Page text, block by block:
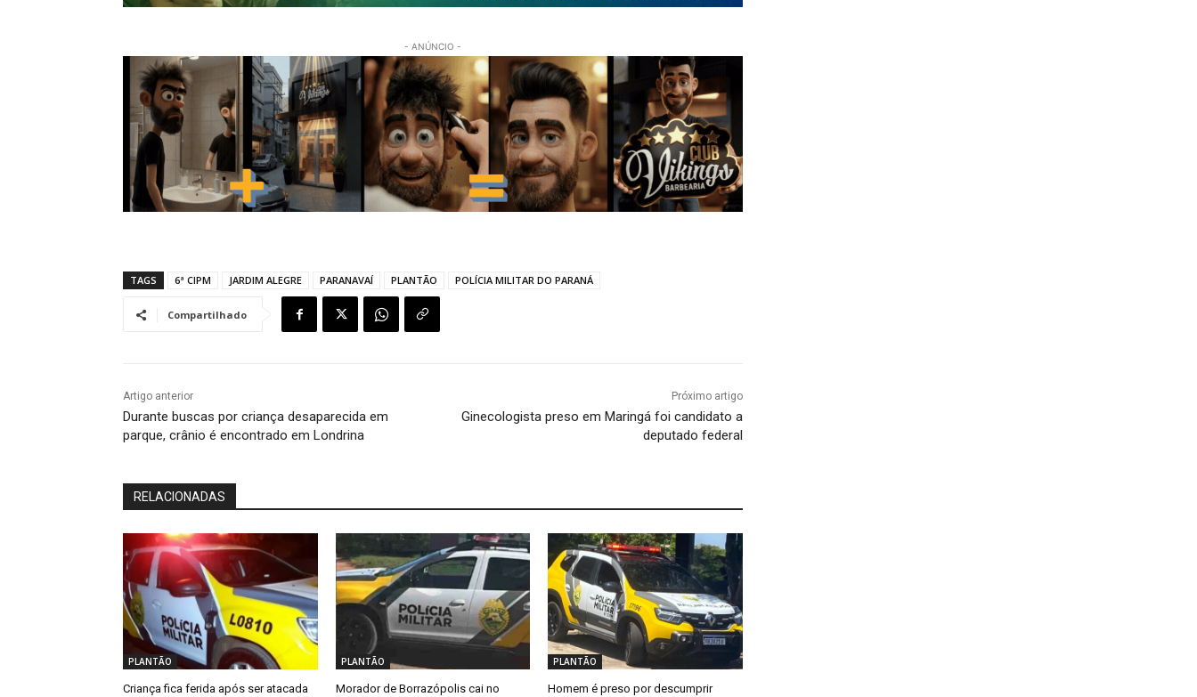
- ANÚNCIO -
TAGS 6ª CIPM JARDIM ALEGRE PARANAVAÍ PLANTÃO POLÍCIA MILITAR DO PARANÁ
Compartilhado
Artigo anterior
Durante buscas por criança desaparecida em
parque, crânio é encontrado em Londrina
Próximo artigo
Ginecologista preso em Maringá foi candidato a
deputado federal
RELACIONADAS
PLANTÃO
Criança fica ferida após ser atacada
PLANTÃO
Morador de Borrazópolis cai no
PLANTÃO
Homem é preso por descumprir